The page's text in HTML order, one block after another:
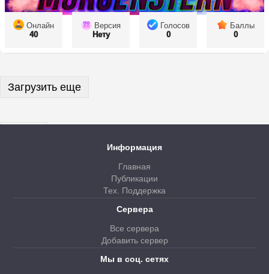
Онлайн
40
Версия
Нету
Голосов
0
Баллы
0
Загрузить еще
Информация
Главная
Публикации
Тех. Поддержка
Сервера
Все сервера
Добавить сервер
Мы в соц. сетях